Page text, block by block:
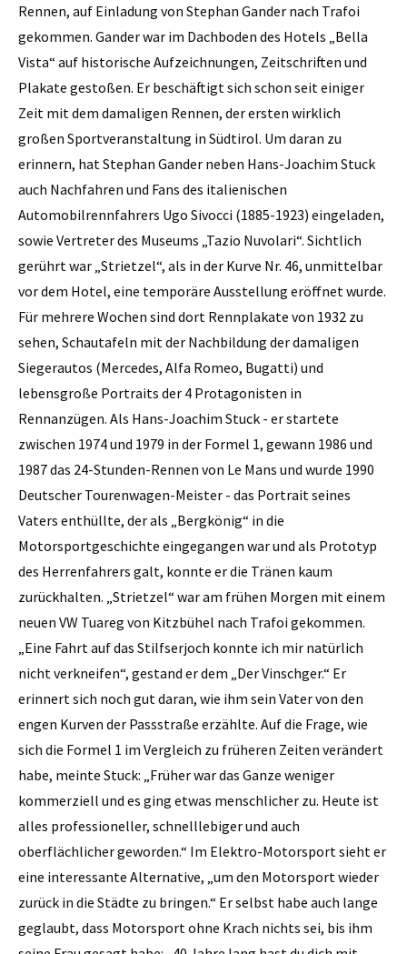
Rennen, auf Einladung von Stephan Gander nach Trafoi
gekommen. Gander war im Dachboden des Hotels „Bella
Vista“ auf historische Aufzeichnungen, Zeitschriften und
Plakate gestoßen. Er beschäftigt sich schon seit einiger
Zeit mit dem damaligen Rennen, der ersten wirklich
großen Sportveranstaltung in Südtirol. Um daran zu
erinnern, hat Stephan Gander neben Hans-Joachim Stuck
auch Nachfahren und Fans des italienischen
Automobilrennfahrers Ugo Sivocci (1885-1923) eingeladen,
sowie Vertreter des Museums „Tazio Nuvolari“. Sichtlich
gerührt war „Strietzel“, als in der Kurve Nr. 46, unmittelbar
vor dem Hotel, eine temporäre Ausstellung eröffnet wurde.
Für mehrere Wochen sind dort Rennplakate von 1932 zu
sehen, Schautafeln mit der Nachbildung der damaligen
Siegerautos (Mercedes, Alfa Romeo, Bugatti) und
lebensgroße Portraits der 4 Protagonisten in
Rennanzügen. Als Hans-Joachim Stuck - er startete
zwischen 1974 und 1979 in der Formel 1, gewann 1986 und
1987 das 24-Stunden-Rennen von Le Mans und wurde 1990
Deutscher Tourenwagen-Meister - das Portrait seines
Vaters enthüllte, der als „Bergkönig“ in die
Motorsportgeschichte eingegangen war und als Prototyp
des Herrenfahrers galt, konnte er die Tränen kaum
zurückhalten. „Strietzel“ war am frühen Morgen mit einem
neuen VW Tuareg von Kitzbühel nach Trafoi gekommen.
„Eine Fahrt auf das Stilfserjoch konnte ich mir natürlich
nicht verkneifen“, gestand er dem „Der Vinschger.“ Er
erinnert sich noch gut daran, wie ihm sein Vater von den
engen Kurven der Passstraße erzählte. Auf die Frage, wie
sich die Formel 1 im Vergleich zu früheren Zeiten verändert
habe, meinte Stuck: „Früher war das Ganze weniger
kommerziell und es ging etwas menschlicher zu. Heute ist
alles professioneller, schnelllebiger und auch
oberflächlicher geworden.“ Im Elektro-Motorsport sieht er
eine interessante Alternative, „um den Motorsport wieder
zurück in die Städte zu bringen.“ Er selbst habe auch lange
geglaubt, dass Motorsport ohne Krach nichts sei, bis ihm